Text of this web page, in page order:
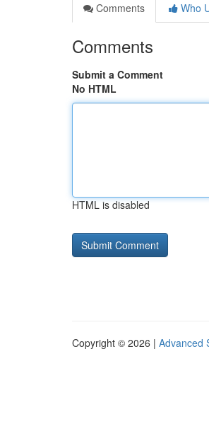
Comments
Who
Comments
Submit a Comment
No HTML
HTML is disabled
Copyright © 2026 | Advanced